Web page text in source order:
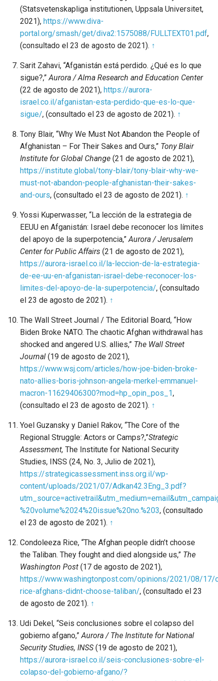
(Statsvetenskapliga institutionen, Uppsala Universitet,
2021), https://www.diva-
portal.org/smash/get/diva2:1575088/FULLTEXT01.pdf,
(consultado el 23 de agosto de 2021). ↑
Sarit Zahavi, “Afganistán está perdido. ¿Qué es lo que
sigue?,”Aurora / Alma Research and Education Center
(22 de agosto de 2021), https://aurora-
israel.co.il/afganistan-esta-perdido-que-es-lo-que-
sigue/, (consultado el 23 de agosto de 2021). ↑
Tony Blair, “Why We Must Not Abandon the People of
Afghanistan – For Their Sakes and Ours,” Tony Blair
Institute for Global Change (21 de agosto de 2021),
https://institute.global/tony-blair/tony-blair-why-we-
must-not-abandon-people-afghanistan-their-sakes-
and-ours, (consultado el 23 de agosto de 2021). ↑
Yossi Kuperwasser, “La lección de la estrategia de
EEUU en Afganistán: Israel debe reconocer los límites
del apoyo de la superpotencia,”Aurora / Jerusalem
Center for Public Affairs (21 de agosto de 2021),
https://aurora-israel.co.il/la-leccion-de-la-estrategia-
de-ee-uu-en-afganistan-israel-debe-reconocer-los-
limites-del-apoyo-de-la-superpotencia/, (consultado
el 23 de agosto de 2021). ↑
The Wall Street Journal / The Editorial Board, “How
Biden Broke NATO. The chaotic Afghan withdrawal has
shocked and angered U.S. allies,” The Wall Street
Journal (19 de agosto de 2021),
https://www.wsj.com/articles/how-joe-biden-broke-
nato-allies-boris-johnson-angela-merkel-emmanuel-
macron-11629406300?mod=hp_opin_pos_1,
(consultado el 23 de agosto de 2021). ↑
Yoel Guzansky y Daniel Rakov, “The Core of the
Regional Struggle: Actors or Camps?,”Strategic
Assessment, The Institute for National Security
Studies, INSS (24, No. 3, Julio de 2021),
https://strategicassessment.inss.org.il/wp-
content/uploads/2021/07/Adkan42.3Eng_3.pdf?
%20volume%2024%20issue%20no.%203, (consultado
el 23 de agosto de 2021). ↑
Condoleeza Rice, “The Afghan people didn’t choose
the Taliban. They fought and died alongside us,” The
Washington Post (17 de agosto de 2021),
https://www.washingtonpost.com/opinions/2021/08/17/
rice-afghans-didnt-choose-taliban/, (consultado el 23
de agosto de 2021). ↑
Udi Dekel, “Seis conclusiones sobre el colapso del
gobierno afgano,”Aurora / The Institute for National
Security Studies, INSS(19 de agosto de 2021),
https://aurora-israel.co.il/seis-conclusiones-sobre-el-
colapso-del-gobierno-afgano/?